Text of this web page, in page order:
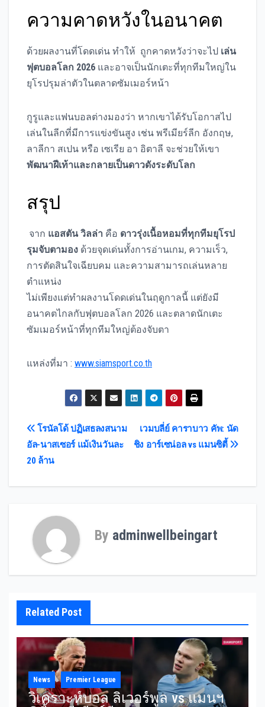
ความคาดหวังในอนาคต
ด้วยผลงานที่โดดเด่น ทำให้ ถูกคาดหวังว่าจะไป เล่น
ฟุตบอลโลก 2026 และอาจเป็นนักเตะที่ทุกทีมใหญ่ใน
ยุโรปรุมล่าตัวในตลาดซัมเมอร์หน้า
กูรูและแฟนบอลต่างมองว่า หากเขาได้รับโอกาสไป
เล่นในลีกที่มีการแข่งขันสูง เช่น พรีเมียร์ลีก อังกฤษ,
ลาลีกา สเปน หรือ เซเรีย อา อิตาลี จะช่วยให้เขา
พัฒนาฝีเท้าและกลายเป็นดาวดังระดับโลก
สรุป
จาก แอสตัน วิลล่า คือ ดาวรุ่งเนื้อหอมที่ทุกทีมยุโรป
รุมจับตามอง ด้วยจุดเด่นทั้งการอ่านเกม, ความเร็ว,
การตัดสินใจเฉียบคม และความสามารถเล่นหลาย
ตำแหน่ง
ไม่เพียงแต่ทำผลงานโดดเด่นในฤดูกาลนี้ แต่ยังมี
อนาคตไกลกับฟุตบอลโลก 2026 และตลาดนักเตะ
ซัมเมอร์หน้าที่ทุกทีมใหญ่ต้องจับตา
แหล่งที่มา : www.siamsport.co.th
Post
navigation
เวมบลี่ย์ คาราบาว คัพ: นัด
ชิง อาร์เซน่อล vs แมนซิตี้
โรนัลโด้ ปฏิเสธลงสนาม
อัล-นาสเซอร์ แม้เงินวันละ
20 ล้าน
By adminwellbeingart
Related Post
News Premier League
วิเคราะห์บอล ลิเวอร์พูล vs แมนฯ